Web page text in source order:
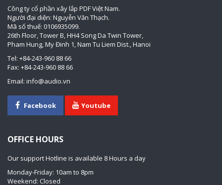
Công ty cổ phần xây lắp PDF Việt Nam.
Người đại diện: Nguyễn Văn Thạch.
Mã số thuế: 0106935099.
26th Floor, Tower B, HH4 Song Da Twin Tower,
Pham Hung, My Đinh 1, Nam Tu Liem Dist., Hanoi
Tel: +84-243-960 88 66
Fax: +84-243-960 88 66
Email: info@audio.vn
Facebook Youtube
OFFICE HOURS
Our support Hotline is available 8 Hours a day
Monday-Friday: 10am to 8pm
Weekend: Closed